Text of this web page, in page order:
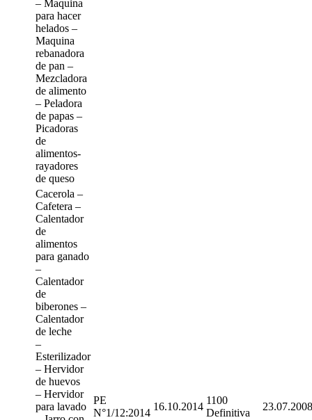
– Maquina
para hacer
helados –
Maquina
rebanadora
de pan –
Mezcladora
de alimento
– Peladora
de papas –
Picadoras
de
alimentos-
rayadores
de queso
Cacerola –
Cafetera –
Calentador
de
alimentos
para ganado
–
Calentador
de
biberones –
Calentador
de leche
–
Esterilizador
– Hervidor
de huevos
– Hervidor
para lavado
PE
N°1/12:2014
16.10.2014
1100
Definitiva
23.07.2008